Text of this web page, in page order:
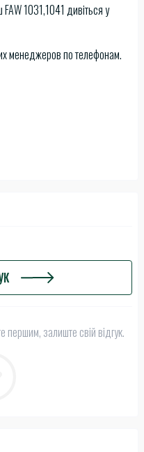
1031,1041 дивіться у
менеджеров по телефонам.
першим, залиште свій відгук.